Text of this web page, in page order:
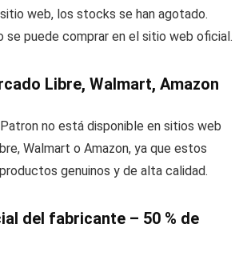
web, los stocks se han agotado.
se puede comprar en el sitio web oficial.
Libre, Walmart, Amazon
Patron no está disponible en sitios web
Walmart o Amazon, ya que estos
genuinos y de alta calidad.
del fabricante – 50 % de